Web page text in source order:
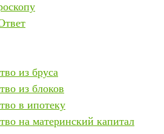
из бруса
из блоков
в ипотеку
на материнский капитал